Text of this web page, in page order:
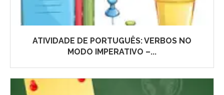
ATIVIDADE DE PORTUGUÊS: VERBOS NO
MODO IMPERATIVO –...